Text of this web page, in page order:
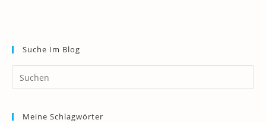
Suche Im Blog
Meine Schlagwörter